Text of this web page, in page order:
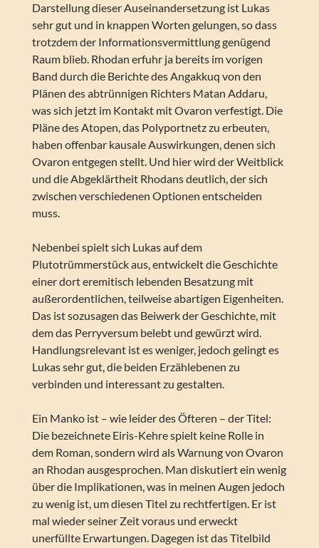
Darstellung dieser Auseinandersetzung ist Lukas
sehr gut und in knappen Worten gelungen, so dass
trotzdem der Informationsvermittlung genügend
Raum blieb. Rhodan erfuhr ja bereits im vorigen
Band durch die Berichte des Angakkuq von den
Plänen des abtrünnigen Richters Matan Addaru,
was sich jetzt im Kontakt mit Ovaron verfestigt. Die
Pläne des Atopen, das Polyportnetz zu erbeuten,
haben offenbar kausale Auswirkungen, denen sich
Ovaron entgegen stellt. Und hier wird der Weitblick
und die Abgeklärtheit Rhodans deutlich, der sich
zwischen verschiedenen Optionen entscheiden
muss.
Nebenbei spielt sich Lukas auf dem
Plutotrümmerstück aus, entwickelt die Geschichte
einer dort eremitisch lebenden Besatzung mit
außerordentlichen, teilweise abartigen Eigenheiten.
Das ist sozusagen das Beiwerk der Geschichte, mit
dem das Perryversum belebt und gewürzt wird.
Handlungsrelevant ist es weniger, jedoch gelingt es
Lukas sehr gut, die beiden Erzählebenen zu
verbinden und interessant zu gestalten.
Ein Manko ist – wie leider des Öfteren – der Titel:
Die bezeichnete Eiris-Kehre spielt keine Rolle in
dem Roman, sondern wird als Warnung von Ovaron
an Rhodan ausgesprochen. Man diskutiert ein wenig
über die Implikationen, was in meinen Augen jedoch
zu wenig ist, um diesen Titel zu rechtfertigen. Er ist
mal wieder seiner Zeit voraus und erweckt
unerfüllte Erwartungen. Dagegen ist das Titelbild